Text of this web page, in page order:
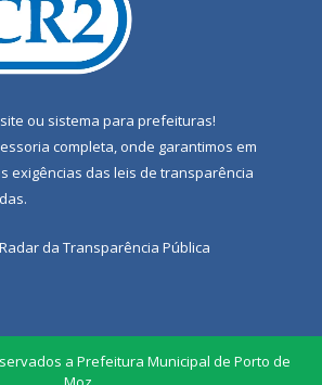
ou sistema para prefeituras!
completa, onde garantimos em
exigências das leis de transparência
Radar da Transparência Pública
a Prefeitura Municipal de Porto de